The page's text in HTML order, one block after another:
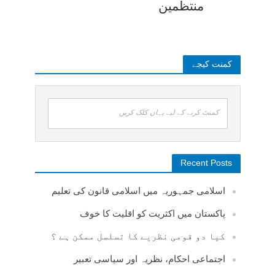
منتظمین
کمنت کیجے
کمنٹ کرنے کے لیے یہاں کلک کریں
Recent Posts
اسلامی جمہوریہ میں اسلامی قانون کی تعلیم
پاکستان میں اکثریت کو اقلیت کا خوف
کیا دو قومی نظریے کا تسلسل ممکن ہے ؟
اجتماعی احکام، نظریہ اور سیاسی تعبیر